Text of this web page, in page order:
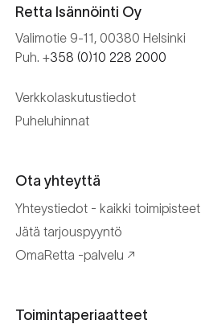
Retta Isännöinti Oy
Valimotie 9-11, 00380 Helsinki
Puh. +358 (0)10 228 2000
Verkkolaskutustiedot
Puheluhinnat
Ota yhteyttä
Yhteystiedot - kaikki toimipisteet
Jätä tarjouspyyntö
OmaRetta -palvelu
Toimintaperiaatteet